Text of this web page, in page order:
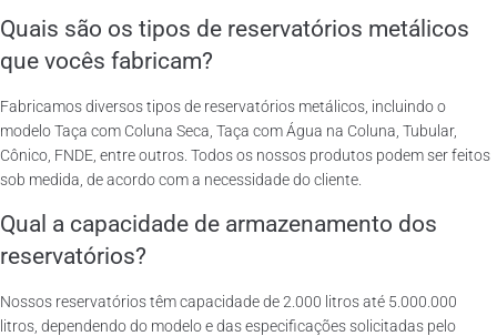
Quais são os tipos de reservatórios metálicos
que vocês fabricam?
Fabricamos diversos tipos de reservatórios metálicos, incluindo o
modelo Taça com Coluna Seca, Taça com Água na Coluna, Tubular,
Cônico, FNDE, entre outros. Todos os nossos produtos podem ser feitos
sob medida, de acordo com a necessidade do cliente.
Qual a capacidade de armazenamento dos
reservatórios?
Nossos reservatórios têm capacidade de 2.000 litros até 5.000.000
litros, dependendo do modelo e das especificações solicitadas pelo